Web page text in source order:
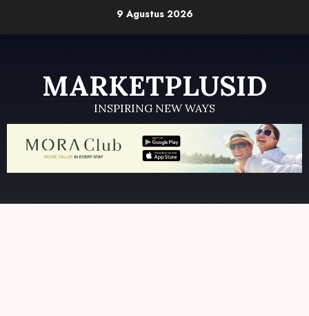
9 Agustus 2026
MARKETPLUSID
INSPIRING NEW WAYS